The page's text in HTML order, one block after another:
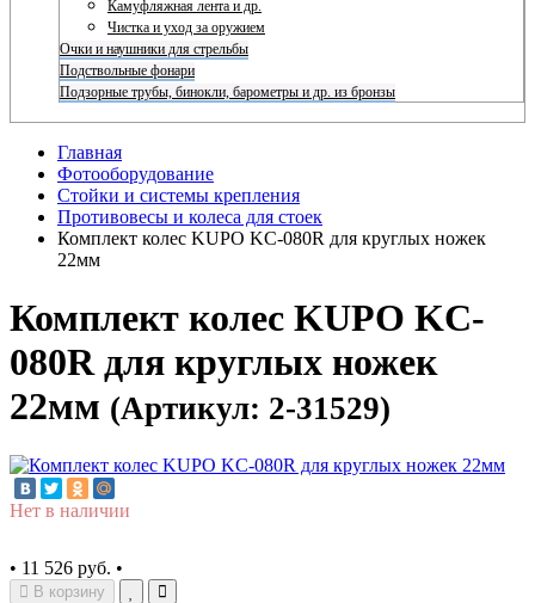
Камуфляжная лента и др.
Чистка и уход за оружием
Очки и наушники для стрельбы
Подствольные фонари
Подзорные трубы, бинокли, барометры и др. из бронзы
Главная
Фотооборудование
Стойки и системы крепления
Противовесы и колеса для стоек
Комплект колес KUPO KC-080R для круглых ножек
22мм
Комплект колес KUPO KC-
080R для круглых ножек
22мм (Артикул: 2-31529)
Нет в наличии
• 11 526 руб. •
В корзину